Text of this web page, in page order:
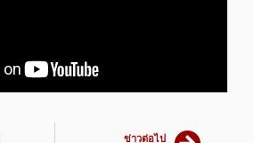
ข่าวต่อไป